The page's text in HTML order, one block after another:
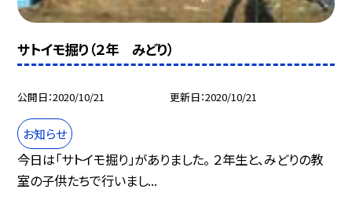
サトイモ掘り（２年 みどり）
公開日 2020/10/21 更新日 2020/10/21
お知らせ
今日は「サトイモ掘り」がありました。 ２年生と、みどりの教
室の子供たちで行いまし...